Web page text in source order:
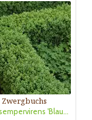
Zwergbuchs
Buxus sempervirens 'Blauer Heinz'